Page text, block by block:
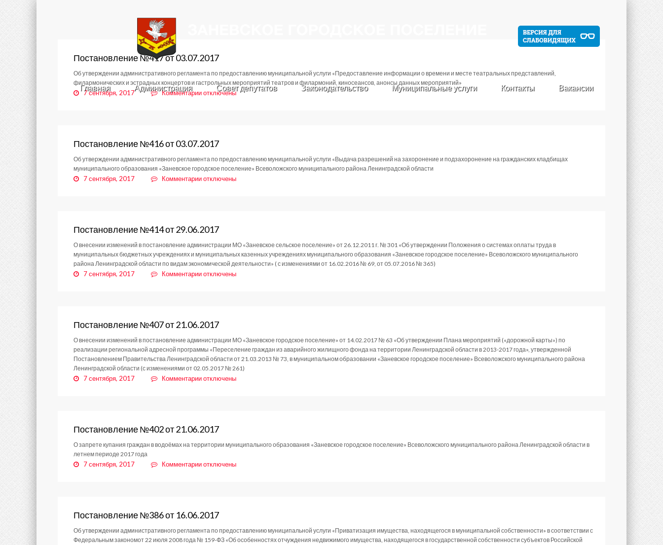
Главная Администрация Совет депутатов Законодательство Муниципальные услуги Контакты Вакансии
Постановление №417 от 03.07.2017
Об утверждении административного регламента по предоставлению муниципальной услуги «Предоставление информации о времени и месте театральных представлений,
филармонических и эстрадных концертов и гастрольных мероприятий театров и филармоний, киносеансов, анонсы данных мероприятий»
7 сентября, 2017 Комментариик
03.07.2017
отключены
Постановление №416 от 03.07.2017
Об утверждении административного регламента по предоставлению муниципальной услуги «Выдача разрешений на захоронение и подзахоронение на гражданских кладбищах
муниципального образования «Заневское городское поселение» Всеволожского муниципального района Ленинградской области
7 сентября, 2017 Комментариик
03.07.2017
отключены
Постановление №414 от 29.06.2017
О внесении изменений в постановление администрации МО «Заневское сельское поселение» от 26.12.2011 г. № 301 «Об утверждении Положения о системах оплаты труда в
муниципальных бюджетных учреждениях и муниципальных казенных учреждениях муниципального образования «Заневское городское поселение» Всеволожского муниципального
района Ленинградской области по видам экономической деятельности» ( с изменениями от 16.02.2016 № 69, от 05.07.2016 № 365)
7 сентября, 2017 Комментариик
29.06.2017
отключены
Постановление №407 от 21.06.2017
О внесении изменений в постановление администрации МО «Заневское городское поселение» от 14.02.2017 № 63 «Об утверждении Плана мероприятий («дорожной карты») по
реализации региональной адресной программы «Переселение граждан из аварийного жилищного фонда на территории Ленинградской области в 2013-2017 года», утвержденной
Постановлением Правительства Ленинградской области от 21.03.2013 № 73, в муниципальном образовании «Заневское городское поселение» Всеволожского муниципального района
Ленинградской области (с изменениями от 02.05.2017 № 261)
7 сентября, 2017 Комментариик
21.06.2017
отключены
Постановление №402 от 21.06.2017
О запрете купания граждан в водоёмах на территории муниципального образования «Заневское городское поселение» Всеволожского муниципального района Ленинградской области в
летнем периоде 2017 года
7 сентября, 2017 Комментариик
21.06.2017
отключены
Постановление №386 от 16.06.2017
Об утверждении административного регламента по предоставлению муниципальной услуги «Приватизация имущества, находящегося в муниципальной собственности» в соответствии с
Федеральным закономот 22 июля 2008 года № 159-ФЗ «Об особенностях отчуждения недвижимого имущества, находящегося в государственной собственности субъектов Российской